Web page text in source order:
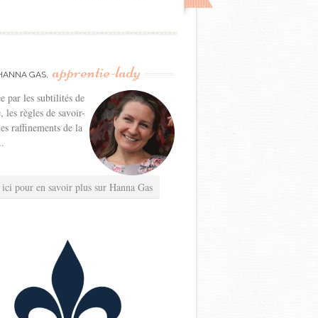
GAS, apprentie-lady
par les subtilités de
les règles de savoir-
raffinements de la
pour en savoir plus sur Hanna Gas